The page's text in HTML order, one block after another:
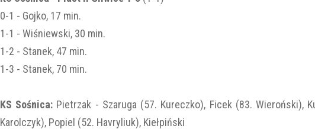
0-1 - Gojko, 17 min.
1-1 - Wiśniewski, 30 min.
1-2 - Stanek, 47 min.
1-3 - Stanek, 70 min.
KS Sośnica: Pietrzak - Szaruga (57. Kureczko), Ficek (83. Wieroński),
Karolczyk), Popiel (52. Havryliuk), Kiełpiński